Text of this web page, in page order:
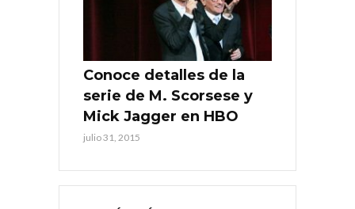
Conoce detalles de la
serie de M. Scorsese y
Mick Jagger en HBO
julio 31, 2015